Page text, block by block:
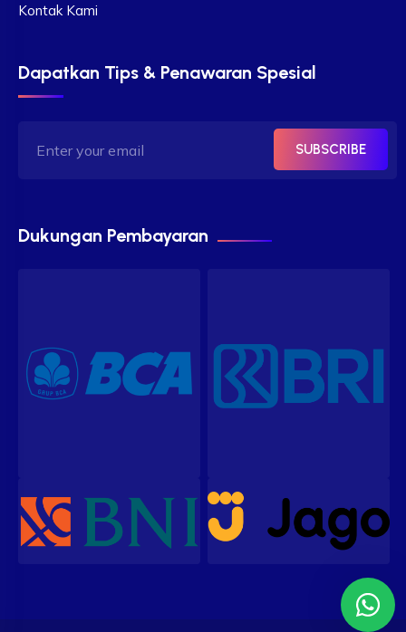
Kontak Kami
Dapatkan Tips & Penawaran Spesial
SUBSCRIBE
Dukungan Pembayaran
Our customer support team is
here to answer your questions.